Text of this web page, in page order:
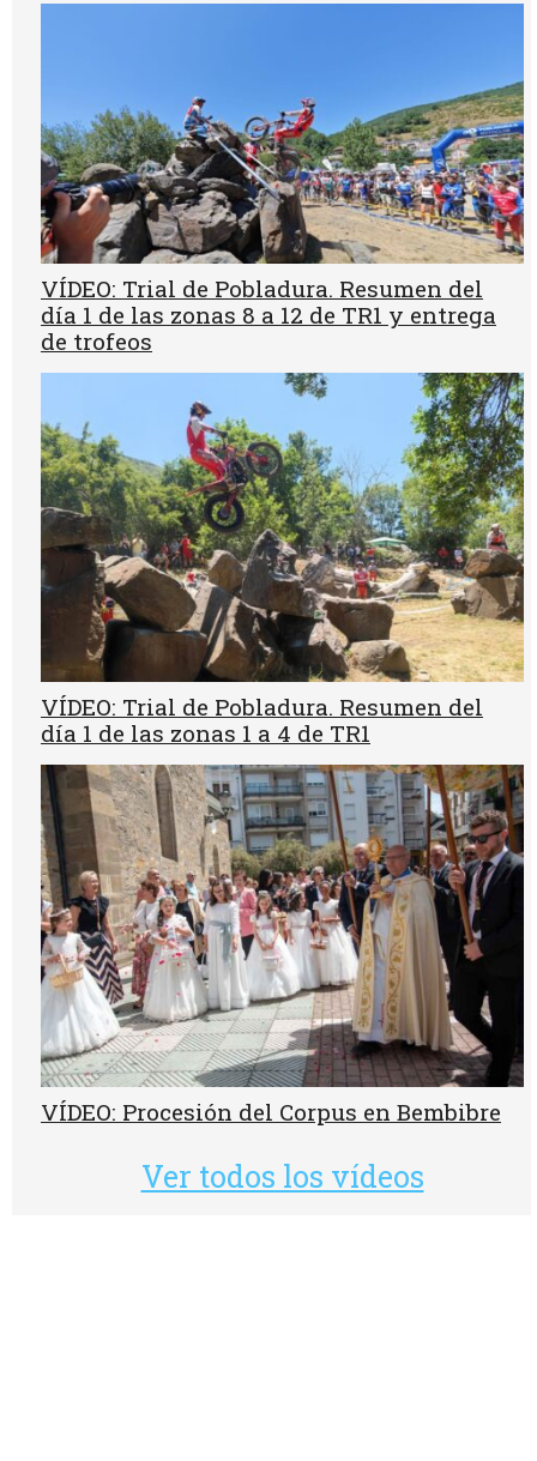
VÍDEO: Trial de Pobladura. Resumen del
día 1 de las zonas 8 a 12 de TR1 y entrega
de trofeos
VÍDEO: Trial de Pobladura. Resumen del
día 1 de las zonas 1 a 4 de TR1
VÍDEO: Procesión del Corpus en Bembibre
Ver todos los vídeos